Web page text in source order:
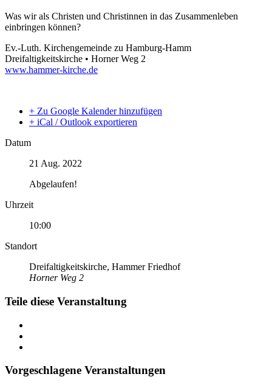
Was wir als Christen und Christinnen in das Zusammenleben
einbringen können?
Ev.-Luth. Kirchengemeinde zu Hamburg-Hamm
Dreifaltigkeitskirche • Horner Weg 2
www.hammer-kirche.de
+ Zu Google Kalender hinzufügen
+ iCal / Outlook exportieren
Datum
21 Aug. 2022
Abgelaufen!
Uhrzeit
10:00
Standort
Dreifaltigkeitskirche, Hammer Friedhof
Horner Weg 2
Teile diese Veranstaltung
Vorgeschlagene Veranstaltungen